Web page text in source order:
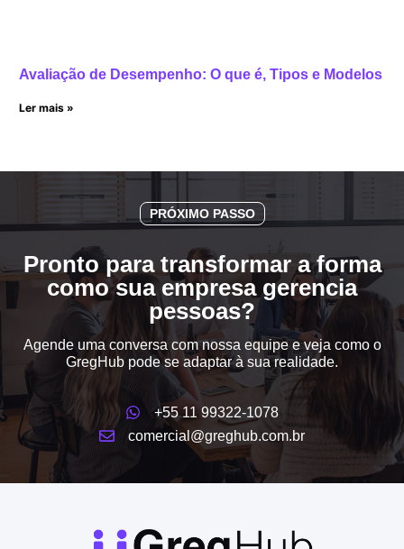
Avaliação de Desempenho: O que é, Tipos e Modelos
Ler mais »
PRÓXIMO PASSO
Pronto para transformar a forma
como sua empresa gerencia
pessoas?
Agende uma conversa com nossa equipe e veja como o
GregHub pode se adaptar à sua realidade.
+55 11 99322-1078
comercial@greghub.com.br